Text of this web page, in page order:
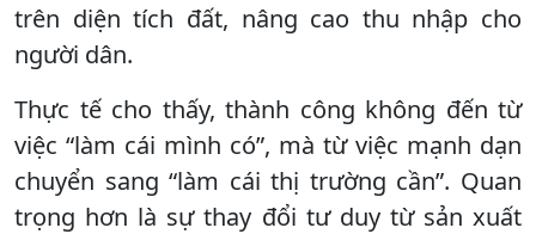
trên diện tích đất, nâng cao thu nhập cho
người dân.
Thực tế cho thấy, thành công không đến từ
việc “làm cái mình có”, mà từ việc mạnh dạn
chuyển sang “làm cái thị trường cần”. Quan
trọng hơn là sự thay đổi tư duy từ sản xuất